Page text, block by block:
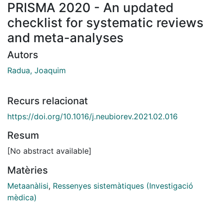
PRISMA 2020 - An updated
checklist for systematic reviews
and meta-analyses
Autors
Radua, Joaquim
Recurs relacionat
https://doi.org/10.1016/j.neubiorev.2021.02.016
Resum
[No abstract available]
Matèries
Metaanàlisi, Ressenyes sistemàtiques (Investigació
mèdica)